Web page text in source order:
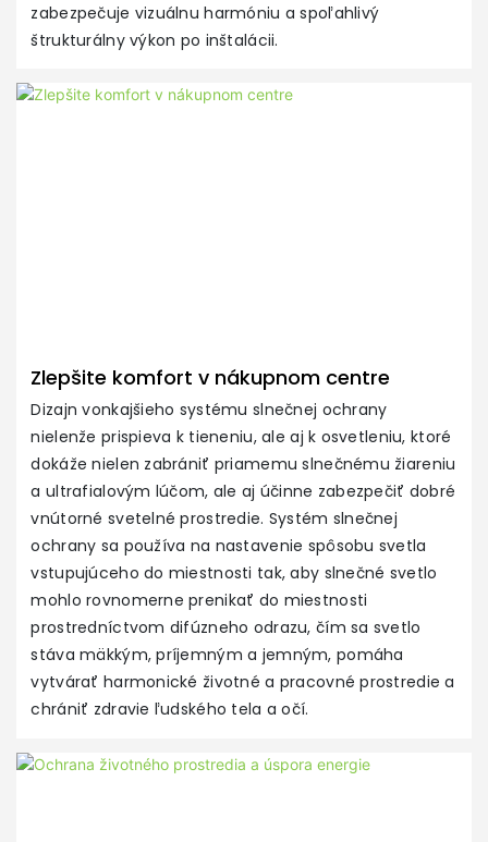
zabezpečuje vizuálnu harmóniu a spoľahlivý
štrukturálny výkon po inštalácii.
Zlepšite komfort v nákupnom centre
Dizajn vonkajšieho systému slnečnej ochrany
nielenže prispieva k tieneniu, ale aj k osvetleniu, ktoré
dokáže nielen zabrániť priamemu slnečnému žiareniu
a ultrafialovým lúčom, ale aj účinne zabezpečiť dobré
vnútorné svetelné prostredie. Systém slnečnej
ochrany sa používa na nastavenie spôsobu svetla
vstupujúceho do miestnosti tak, aby slnečné svetlo
mohlo rovnomerne prenikať do miestnosti
prostredníctvom difúzneho odrazu, čím sa svetlo
stáva mäkkým, príjemným a jemným, pomáha
vytvárať harmonické životné a pracovné prostredie a
chrániť zdravie ľudského tela a očí.